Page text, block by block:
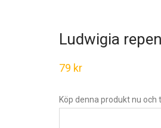
Ludwigia
79 kr
Köp denna produkt nu och